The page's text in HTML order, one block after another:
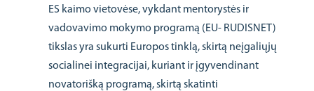
ES kaimo vietovėse, vykdant mentorystės ir
vadovavimo mokymo programą (EU- RUDISNET)
tikslas yra sukurti Europos tinklą, skirtą neįgaliųjų
socialinei integracijai, kuriant ir įgyvendinant
novatorišką programą, skirtą skatinti